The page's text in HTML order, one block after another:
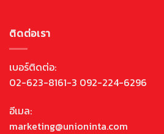
ติดต่อเรา
เบอร์ติดต่อ:
02-623-8161-3 092-224-6296
อีเมล:
marketing@unioninta.com